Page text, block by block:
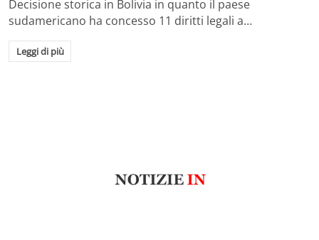
Decisione storica in Bolivia in quanto il paese
sudamericano ha concesso 11 diritti legali a…
Leggi di più